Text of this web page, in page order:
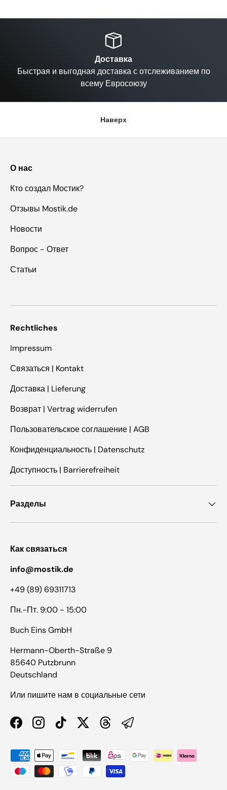
Доставка
Быстрая и выгодная доставка с отслеживанием по
всему Евросоюзу
Наверх
О нас
Кто создал Мостик?
Отзывы Mostik.de
Новости
Вопрос - Ответ
Статьи
Rechtliches
Impressum
Связаться | Kontakt
Доставка | Lieferung
Возврат | Vertrag widerrufen
Пользовательское соглашение | AGB
Конфиденциальность | Datenschutz
Доступность | Barrierefreiheit
Разделы
Как связаться
info@mostik.de
+49 (89) 69311713
Пн.-Пт. 9:00 - 15:00
Buch Eins GmbH
Hermann-Oberth-Straße 9
85640 Putzbrunn
Deutschland
Или пишите нам в социальные сети
FacebookInstagramTikTokTwitterThreads
Способы оплаты